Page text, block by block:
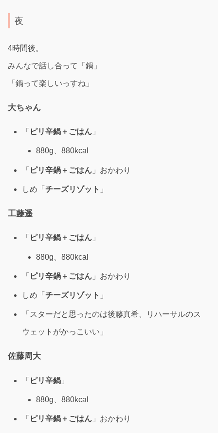
夜
4時間後。
みんなで話し合って「鍋」
「鍋って楽しいっすね」
大ちゃん
「 ピリ辛鍋＋ごはん 」
880g、880kcal
「 ピリ辛鍋＋ごはん 」おかわり
しめ「チーズリゾット 」
工藤遥
「 ピリ辛鍋 ＋ごはん 」
880g、880kcal
「 ピリ辛鍋＋ごはん 」おかわり
しめ「チーズリゾット 」
「スターだと思ったのは後藤真希、リハーサルのス
ウェットがかっこいい」
佐藤周大
「 ピリ辛鍋 」
880g、880kcal
「 ピリ辛鍋＋ごはん 」おかわり